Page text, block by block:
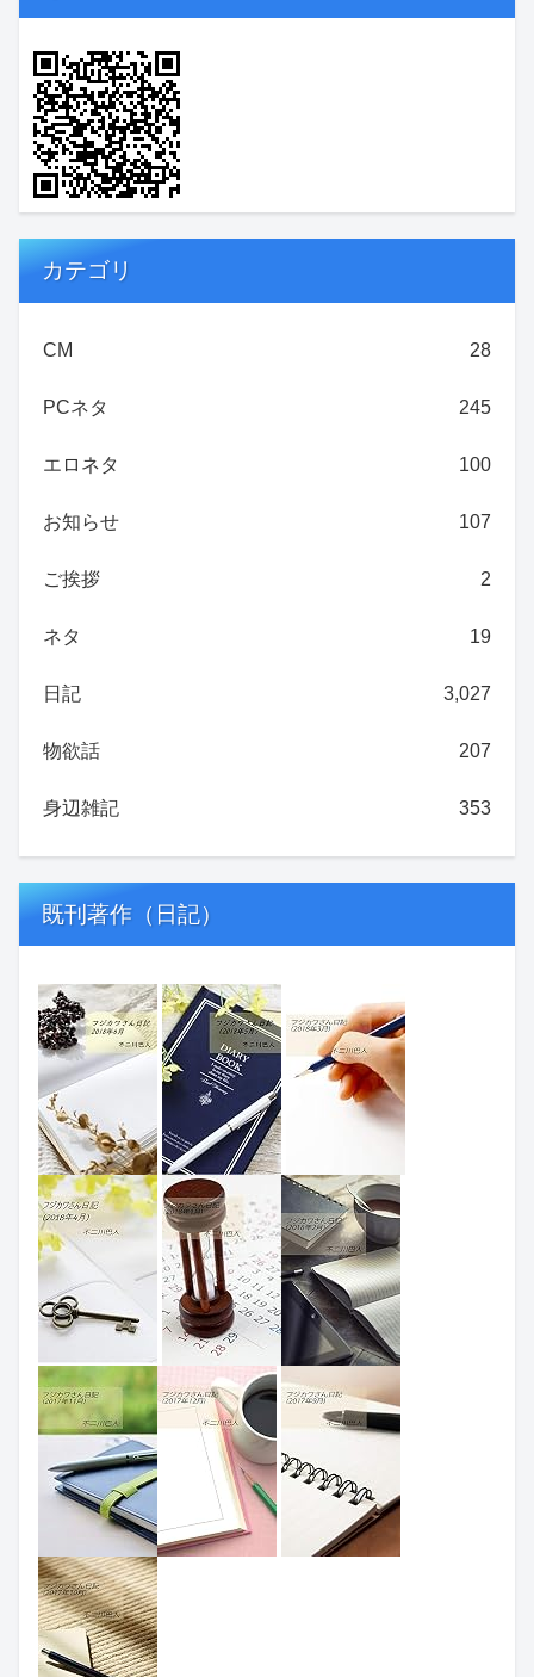
カテゴリ
CM 28
PCネタ 245
エロネタ 100
お知らせ 107
ご挨拶 2
ネタ 19
日記 3,027
物欲話 207
身辺雑記 353
既刊著作（日記）